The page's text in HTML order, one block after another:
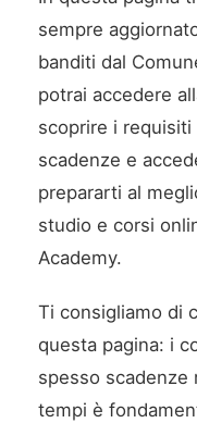
sempre
banditi dal
potrai accedere
scoprire i
scadenze e
prepararti al
studio e corsi
Academy.
Ti consigliamo di
questa pagina: i
spesso scadenze
tempi è